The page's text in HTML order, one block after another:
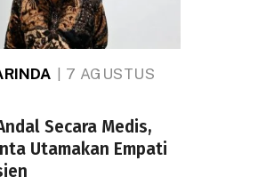
7 AGUSTUS
Secara Medis,
Utamakan Empati